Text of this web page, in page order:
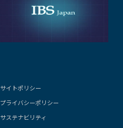
サイトポリシー
プライバシーポリシー
サステナビリティ